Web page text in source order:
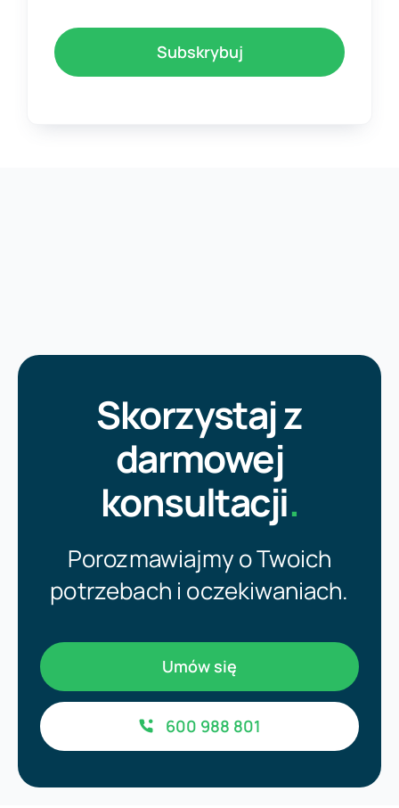
Subskrybuj
Skorzystaj z
darmowej
konsultacji.
Porozmawiajmy o Twoich
potrzebach i oczekiwaniach.
Umów się
600 988 801